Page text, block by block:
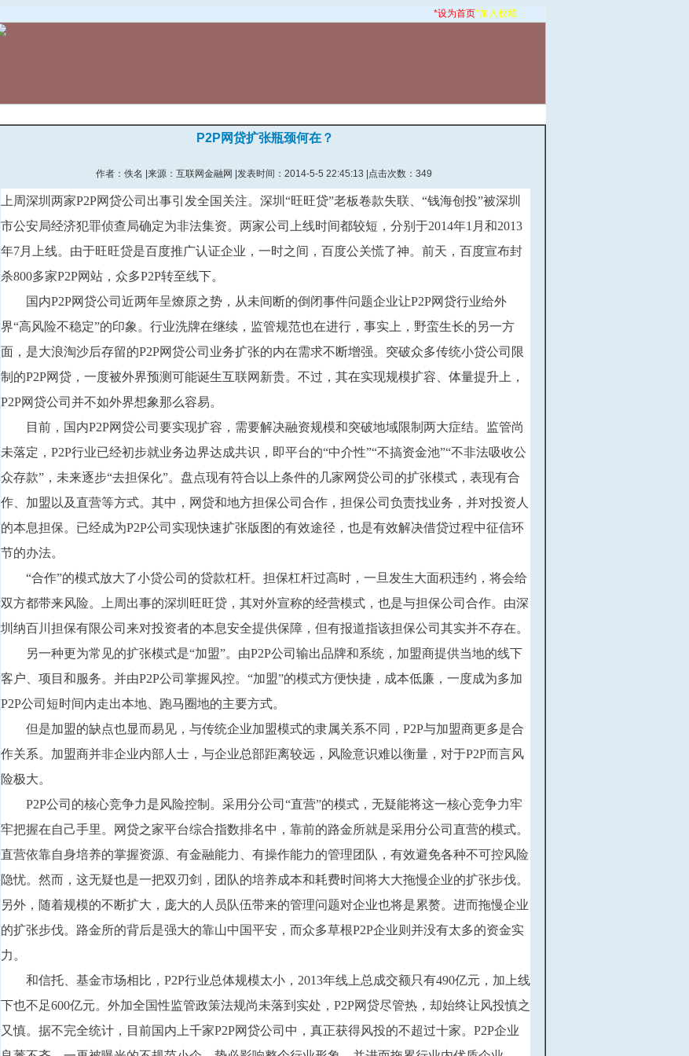
*设为首页*加入收藏
P2P网贷扩张瓶颈何在？
作者：佚名 |来源：互联网金融网 |发表时间：2014-5-5 22:45:13 |点击次数：349
上周深圳两家P2P网贷公司出事引发全国关注。深圳“旺旺贷”老板卷款失联、“钱海创投”被深圳
市公安局经济犯罪侦查局确定为非法集资。两家公司上线时间都较短，分别于2014年1月和2013
年7月上线。由于旺旺贷是百度推广认证企业，一时之间，百度公关慌了神。前天，百度宣布封
杀800多家P2P网站，众多P2P转至线下。
国内P2P网贷公司近两年呈燎原之势，从未间断的倒闭事件问题企业让P2P网贷行业给外
界“高风险不稳定”的印象。行业洗牌在继续，监管规范也在进行，事实上，野蛮生长的另一方
面，是大浪淘沙后存留的P2P网贷公司业务扩张的内在需求不断增强。突破众多传统小贷公司限
制的P2P网贷，一度被外界预测可能诞生互联网新贵。不过，其在实现规模扩容、体量提升上，
P2P网贷公司并不如外界想象那么容易。
目前，国内P2P网贷公司要实现扩容，需要解决融资规模和突破地域限制两大症结。监管尚
未落定，P2P行业已经初步就业务边界达成共识，即平台的“中介性”“不搞资金池”“不非法吸收公
众存款”，未来逐步“去担保化”。盘点现有符合以上条件的几家网贷公司的扩张模式，表现有合
作、加盟以及直营等方式。其中，网贷和地方担保公司合作，担保公司负责找业务，并对投资人
的本息担保。已经成为P2P公司实现快速扩张版图的有效途径，也是有效解决借贷过程中征信环
节的办法。
“合作”的模式放大了小贷公司的贷款杠杆。担保杠杆过高时，一旦发生大面积违约，将会给
双方都带来风险。上周出事的深圳旺旺贷，其对外宣称的经营模式，也是与担保公司合作。由深
圳纳百川担保有限公司来对投资者的本息安全提供保障，但有报道指该担保公司其实并不存在。
另一种更为常见的扩张模式是“加盟”。由P2P公司输出品牌和系统，加盟商提供当地的线下
客户、项目和服务。并由P2P公司掌握风控。“加盟”的模式方便快捷，成本低廉，一度成为多加
P2P公司短时间内走出本地、跑马圈地的主要方式。
但是加盟的缺点也显而易见，与传统企业加盟模式的隶属关系不同，P2P与加盟商更多是合
作关系。加盟商并非企业内部人士，与企业总部距离较远，风险意识难以衡量，对于P2P而言风
险极大。
P2P公司的核心竞争力是风险控制。采用分公司“直营”的模式，无疑能将这一核心竞争力牢
牢把握在自己手里。网贷之家平台综合指数排名中，靠前的路金所就是采用分公司直营的模式。
直营依靠自身培养的掌握资源、有金融能力、有操作能力的管理团队，有效避免各种不可控风险
隐忧。然而，这无疑也是一把双刃剑，团队的培养成本和耗费时间将大大拖慢企业的扩张步伐。
另外，随着规模的不断扩大，庞大的人员队伍带来的管理问题对企业也将是累赘。进而拖慢企业
的扩张步伐。路金所的背后是强大的靠山中国平安，而众多草根P2P企业则并没有太多的资金实
力。
和信托、基金市场相比，P2P行业总体规模太小，2013年线上总成交额只有490亿元，加上线
下也不足600亿元。外加全国性监管政策法规尚未落到实处，P2P网贷尽管热，却始终让风投慎之
又慎。据不完全统计，目前国内上千家P2P网贷公司中，真正获得风投的不超过十家。P2P企业